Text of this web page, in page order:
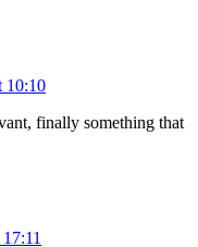
10:10
finally something that